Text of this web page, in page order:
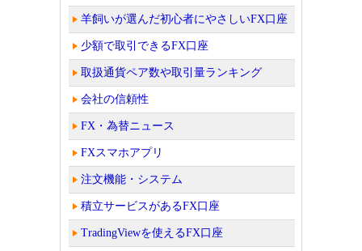
羊飼いが選んだ初心者にやさしいFX口座
少額で取引できるFX口座
取扱通貨ペア数や取引量ランキング
会社の信頼性
FX・為替ニュース
FXスマホアプリ
注文機能・システム
積立サービスがあるFX口座
TradingViewを使えるFX口座